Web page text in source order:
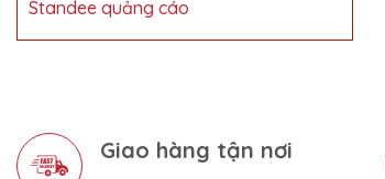
Standee quảng cáo
Giao hàng tận nơi